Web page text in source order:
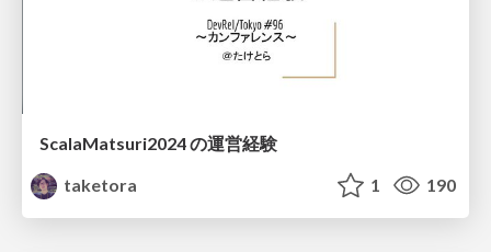
ScalaMatsuri2024 の運営経験
taketora
1 190